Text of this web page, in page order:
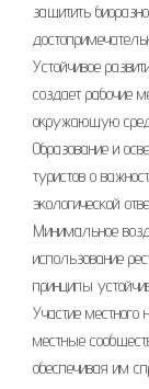
защитить
Устойчивое
создает рабочие
окружающую
Образование и
туристов о
экологической
Минимальное
использование
принципы
Участие местного
местные
обеспечивая им